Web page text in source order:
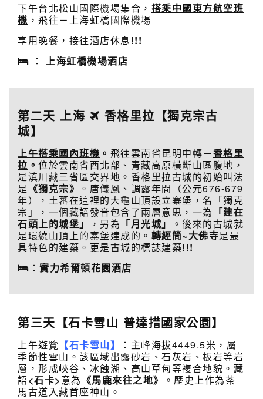
下午台北松山國際機場集合， 搭乘中國東方航空班
機 ，飛往－上海虹橋國際機場
享用晚餐，接往酒店休息!!!
：
上海虹橋機場酒店
第二天 上海
香格里拉【獨克宗古
城】
上午搭乘國內班機 。 飛往雲南省昆明中轉－香格里
拉 。 位於雲南省西北部、青藏高原橫斷山區腹地，
是滇川藏三省區交界地。香格里拉古城的初始叫法
是 《獨克宗》
。唐儀鳳、調露年間（公元676-679
年），土蕃在這裡的大龜山頂設立寨堡，名「獨克
宗」，一個藏語發音包含了兩層意思，一為 「建在
石頭上的城堡」
，另為 「月光城」
。後來的古城就
是環繞山頂上的寨堡建成的。 轉經筒~大佛寺是最
具特色的建築。更是古城的標誌建築!!!
： 實力希爾頓花園酒店
第三天 【石卡雪山 普達措國家公園】
上午遊覽 【石卡雪山】
：主峰海拔4449.5米，屬
季節性雪山。該區域出露砂岩、石灰岩、板岩等岩
層，形成峽谷、冰蝕湖、高山草甸等複合地貌。藏
語<石卡>意為 《馬鹿來往之地》
。歷史上作為茶
馬古道入藏首座神山。